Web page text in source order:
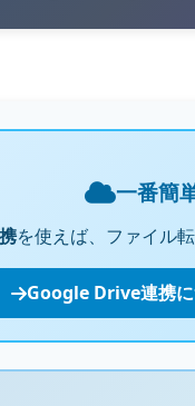
一番簡
を使えば、ファイル
Google Drive連携